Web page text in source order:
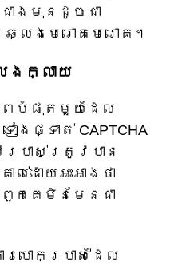
ងមុនដូចជា
ងមេរោគមេរោគ។
ែងក្លាយ
បំផុតមួយដែល
ងផ្ទាត់ CAPTCHA
រាស់ត្រូវបាន
ល់ដោយអះអាងថា
កគេមិនមែនជា
ការបោកប្រាស់ដែល